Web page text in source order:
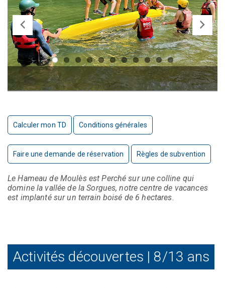
Previ
ous
Next
Calculer mon TD Conditions générales
Faire une demande de réservation Règles de subvention
Le Hameau de Moulès est Perché sur une colline qui
domine la vallée de la Sorgues, notre centre de vacances
est implanté sur un terrain boisé de 6 hectares.
Activités découvertes | 8/13 ans